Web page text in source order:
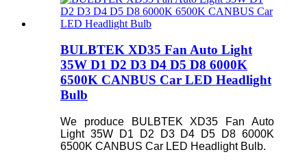
BULBTEK XD35 Fan Auto Light
35W D1 D2 D3 D4 D5 D8 6000K
6500K CANBUS Car LED Headlight
Bulb
We produce BULBTEK XD35 Fan Auto
Light 35W D1 D2 D3 D4 D5 D8 6000K
6500K CANBUS Car LED Headlight Bulb.